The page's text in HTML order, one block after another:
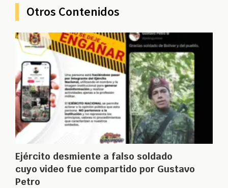
Otros Contenidos
Ejército desmiente a falso soldado
cuyo video fue compartido por Gustavo
Petro